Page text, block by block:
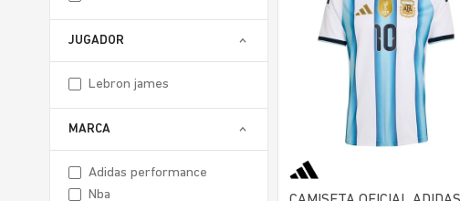
JUGADOR
lebron james
MARCA
adidas performance
nba